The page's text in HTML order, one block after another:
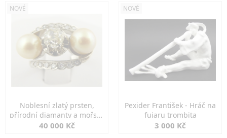
NOVÉ
Noblesní zlatý prsten,
přírodní diamanty a mořské
perly
40 000 Kč
NOVÉ
Pexider František - Hráč na
fujaru trombita
3 000 Kč